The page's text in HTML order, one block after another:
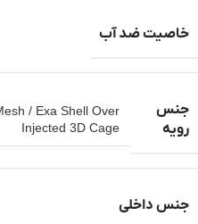
خاصیت ضد آب
جنس
رویه
/ Exa Shell Over
Injected 3D Cage
جنس داخلی